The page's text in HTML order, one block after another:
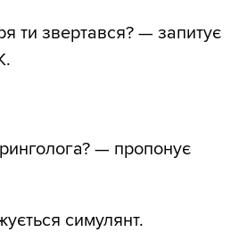
ти звертався? — запитує
— пропонує
симулянт.